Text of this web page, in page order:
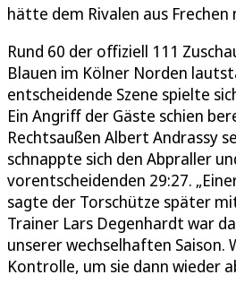
hätte dem Rivalen aus
Rund 60 der offiziell 111
Blauen im Kölner Norden
entscheidende Szene spielte
Ein Angriff der Gäste schien
Rechtsaußen Albert Andrassy
schnappte sich den Abpraller
vorentscheidenden 29:27.
sagte der Torschütze später
Trainer Lars Degenhardt war
unserer wechselhaften Saison.
Kontrolle, um sie dann wieder